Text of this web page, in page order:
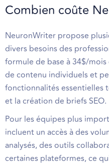
Combien coûte
NeuronWriter propose
divers besoins des
formule de base à 34$/
de contenu individuels et
fonctionnalités essentielles
et la création de briefs SEO.
Pour les équipes plus
incluent un accès à des
analysés, des outils
certaines plateformes, ce